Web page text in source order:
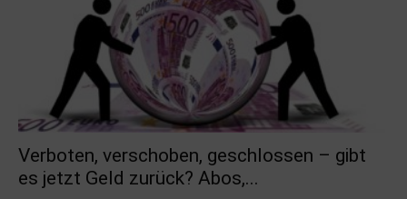
Verboten, verschoben, geschlossen – gibt
es jetzt Geld zurück? Abos,...